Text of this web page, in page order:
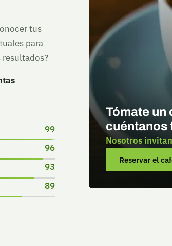
tus
para
99
96
93
89
Tómate un
cuéntanos
Nosotros
Reservar el